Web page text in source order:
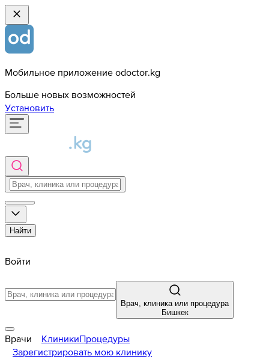
Мобильное приложение odoctor.kg
Больше новых возможностей
Установить
Найти
Войти
Врач, клиника или процедура
Бишкек
Врачи КлиникиПроцедуры
Зарегистрировать мою клинику